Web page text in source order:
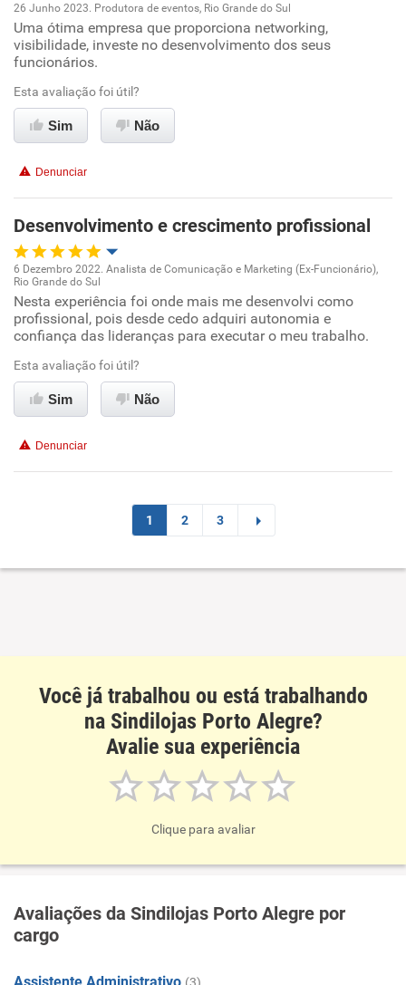
Oportunidade de promoção
Conciliação com a vida familiar
26 Junho 2023. Produtora de eventos, Rio Grande do Sul
Uma ótima empresa que proporciona networking,
visibilidade, investe no desenvolvimento dos seus
funcionários.
Esta avaliação foi útil?
Sim Não
Denunciar
Desenvolvimento e crescimento profissional
Oportunidade de promoção
Ambiente de trabalho
Conciliação com a vida familiar
Recomenda esta empresa
6 Dezembro 2022. Analista de Comunicação e Marketing (Ex-Funcionário),
Rio Grande do Sul
Nesta experiência foi onde mais me desenvolvi como
profissional, pois desde cedo adquiri autonomia e
confiança das lideranças para executar o meu trabalho.
Esta avaliação foi útil?
Sim Não
Denunciar
1 2 3
Você já trabalhou ou está trabalhando
na Sindilojas Porto Alegre?
Avalie sua experiência
Clique para avaliar
Avaliações da Sindilojas Porto Alegre por
cargo